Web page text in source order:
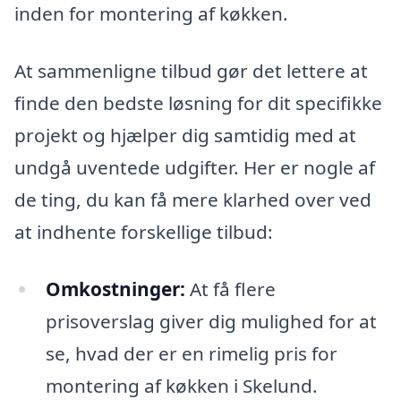
inden for montering af køkken.
At sammenligne tilbud gør det lettere at
finde den bedste løsning for dit specifikke
projekt og hjælper dig samtidig med at
undgå uventede udgifter. Her er nogle af
de ting, du kan få mere klarhed over ved
at indhente forskellige tilbud:
Omkostninger: At få flere
prisoverslag giver dig mulighed for at
se, hvad der er en rimelig pris for
montering af køkken i Skelund.